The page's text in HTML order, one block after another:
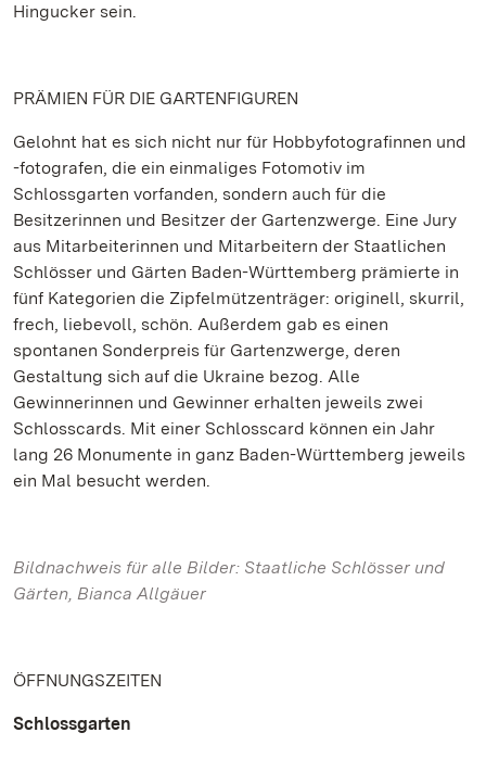
Hingucker sein.
PRÄMIEN FÜR DIE GARTENFIGUREN
Gelohnt hat es sich nicht nur für Hobbyfotografinnen und
-fotografen, die ein einmaliges Fotomotiv im
Schlossgarten vorfanden, sondern auch für die
Besitzerinnen und Besitzer der Gartenzwerge. Eine Jury
aus Mitarbeiterinnen und Mitarbeitern der Staatlichen
Schlösser und Gärten Baden-Württemberg prämierte in
fünf Kategorien die Zipfelmützenträger: originell, skurril,
frech, liebevoll, schön. Außerdem gab es einen
spontanen Sonderpreis für Gartenzwerge, deren
Gestaltung sich auf die Ukraine bezog. Alle
Gewinnerinnen und Gewinner erhalten jeweils zwei
Schlosscards. Mit einer Schlosscard können ein Jahr
lang 26 Monumente in ganz Baden-Württemberg jeweils
ein Mal besucht werden.
Bildnachweis für alle Bilder: Staatliche Schlösser und
Gärten, Bianca Allgäuer
ÖFFNUNGSZEITEN
Schlossgarten